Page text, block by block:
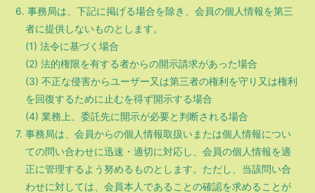
6. 事務局は、下記に掲げる場合を除き、会員の個人情報を第三
者に提供しないものとします。
(1) 法令に基づく場合
(2) 法的権限を有する者からの開示請求があった場合
(3) 不正な侵害からユーザー又は第三者の権利を守り又は権利
を回復するために止むを得ず開示する場合
(4) 業務上、委託先に開示が必要と判断される場合
7. 事務局は、会員からの個人情報取扱いまたは個人情報につい
ての問い合わせに迅速・適切に対応し、会員の個人情報を適
正に管理するよう努めるものとします。ただし、当該問い合
わせに対しては、会員本人であることの確認を求めることが